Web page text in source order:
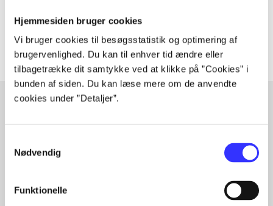
Hjemmesiden bruger cookies
Vi bruger cookies til besøgsstatistik og optimering af
brugervenlighed. Du kan til enhver tid ændre eller
tilbagetrække dit samtykke ved at klikke på ”Cookies” i
bunden af siden. Du kan læse mere om de anvendte
cookies under ”Detaljer”.
Nødvendig
Funktionelle
Artiklerne i handler ofte om
Fra